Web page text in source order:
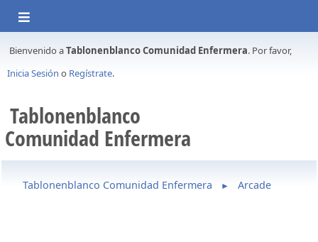
Bienvenido aTablonenblanco Comunidad Enfermera. Por favor,
Inicia Sesión o Regístrate.
Tablonenblanco
Comunidad Enfermera
Tablonenblanco Comunidad Enfermera ► Arcade